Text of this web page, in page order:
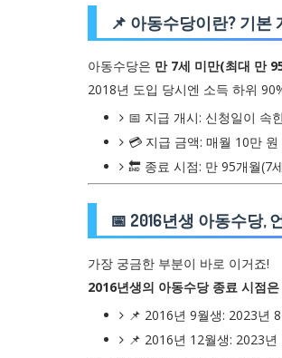
📌 아동수당이란? 기본
아동수당은 만 7세 미만(최대 만
2018년 도입 당시엔 소득 하위
📅 지급 개시: 신청일이 속
💳 지급 금액: 매월 10만 원
🔚 종료 시점: 만 95개월(7
📅 2016년생 아동수당,
가장 궁금한 부분이 바로 이거죠!
2016년생의 아동수당 종료 시점
📌 2016년 9월생: 2023년
📌 2016년 12월생: 2023